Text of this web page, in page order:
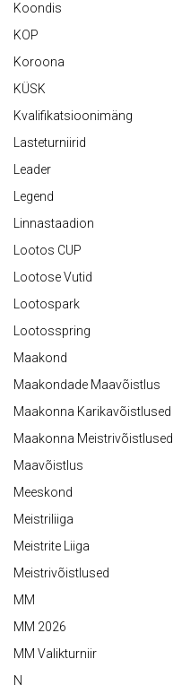
Koondis
KOP
Koroona
KÜSK
Kvalifikatsioonimäng
Lasteturniirid
Leader
Legend
Linnastaadion
Lootos CUP
Lootose Vutid
Lootospark
Lootosspring
Maakond
Maakondade Maavõistlus
Maakonna Karikavõistlused
Maakonna Meistrivõistlused
Maavõistlus
Meeskond
Meistriliiga
Meistrite Liiga
Meistrivõistlused
MM
MM 2026
MM Valikturniir
N